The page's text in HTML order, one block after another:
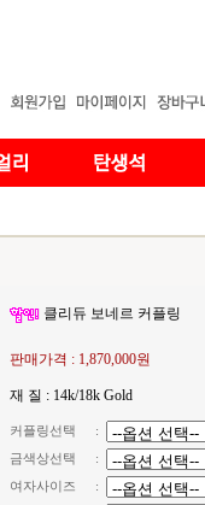
클리듀 보네르 커플링
판매가격 : 1,870,000원
재 질 : 14k/18k Gold
커플링선택
:
금색상선택
:
여자사이즈
: